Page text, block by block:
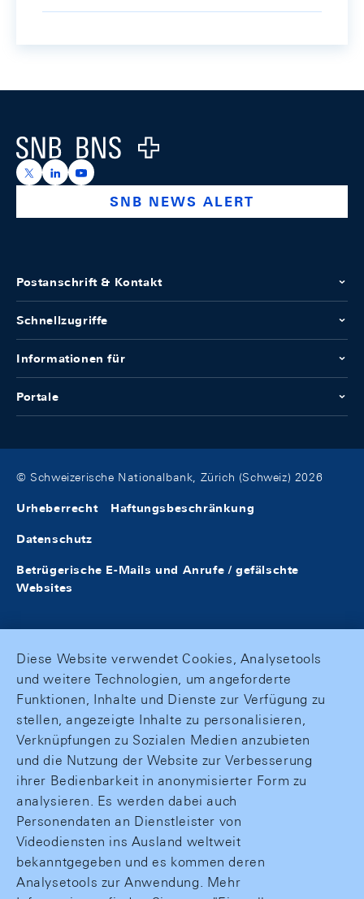
Logo
https://x.com/snb_bns
https://ch.linkedin.com/company/swiss-national-
https://www.youtube.com/@swissnationalbank
SNB NEWS ALERT
Postanschrift & Kontakt
Schnellzugriffe
Informationen für
Portale
© Schweizerische Nationalbank, Zürich (Schweiz) 2026
Urheberrecht Haftungsbeschränkung
Datenschutz
Betrügerische E-Mails und Anrufe / gefälschte
Websites
Diese Website verwendet Cookies, Analysetools
und weitere Technologien, um angeforderte
Funktionen, Inhalte und Dienste zur Verfügung zu
stellen, angezeigte Inhalte zu personalisieren,
Verknüpfungen zu Sozialen Medien anzubieten
und die Nutzung der Website zur Verbesserung
ihrer Bedienbarkeit in anonymisierter Form zu
analysieren. Es werden dabei auch
Personendaten an Dienstleister von
Videodiensten ins Ausland weltweit
bekanntgegeben und es kommen deren
Analysetools zur Anwendung. Mehr